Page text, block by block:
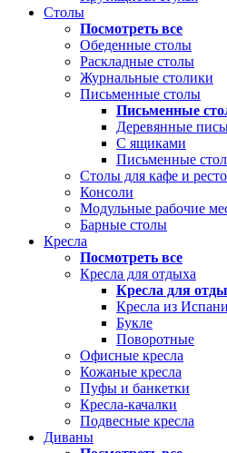
Столы
Посмотреть все
Обеденные столы
Раскладные столы
Журнальные столики
Письменные столы
Письменные
Деревянные
С ящиками
Письменные
Столы для кафе и
Консоли
Модульные рабочие
Барные столы
Кресла
Посмотреть все
Кресла для отдыха
Кресла для
Кресла из
Букле
Поворотные
Офисные кресла
Кожаные кресла
Пуфы и банкетки
Кресла-качалки
Подвесные кресла
Диваны